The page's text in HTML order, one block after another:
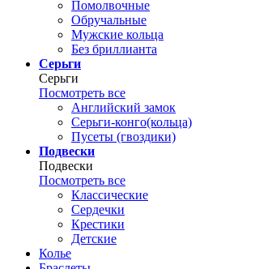
Помолвочные
Обручальные
Мужские кольца
Без бриллианта
Серьги
Серьги
Посмотреть все
Английский замок
Серьги-конго(кольца)
Пусеты (гвоздики)
Подвески
Подвески
Посмотреть все
Классические
Сердечки
Крестики
Детские
Колье